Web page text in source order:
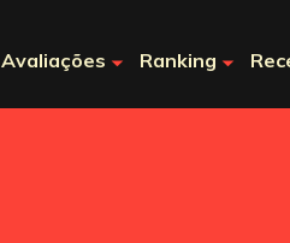
Avaliações Ranking